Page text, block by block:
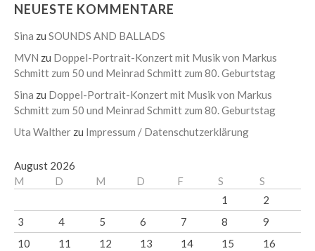
NEUESTE KOMMENTARE
Sina zu SOUNDS AND BALLADS
MVN zu Doppel-Portrait-Konzert mit Musik von Markus
Schmitt zum 50 und Meinrad Schmitt zum 80. Geburtstag
Sina zu Doppel-Portrait-Konzert mit Musik von Markus
Schmitt zum 50 und Meinrad Schmitt zum 80. Geburtstag
Uta Walther zu Impressum / Datenschutzerklärung
August 2026
M
D M D F S
S
1
2
3
4 5 6 7 8
9
10
11 12 13 14 15
16